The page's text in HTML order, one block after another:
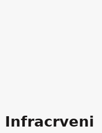
Infracrveni